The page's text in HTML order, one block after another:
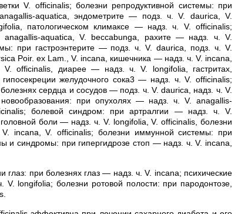
V. officinalis; болезни репродуктивной системы: при
aquatica, эндометрите — подз. ч. V. daurica, V.
патологическом климаксе — надз. ч. V. officinalis;
aquatica, V. beccabunga, рахите — надз. ч. V.
при гастроэнтерите — подз. ч. V. daurica, подз. ч. V.
Poir. ex Lam., V. incana, кишечника — надз. ч. V. incana,
officinalis, диарее — надз. ч. V. longifolia, гастритах,
желудочного сока3 — надз. ч. V. officinalis;
сердца и сосудов — подз. ч. V. daurica, надз. ч. V.
при опухолях — надз. ч. V. anagallis-
болевой синдром: при артралгии — надз. ч. V.
боли — надз. ч. V. longifolia, V. officinalis, болезни
incana, V. officinalis; болезни иммунной системы: при
и синдромы: при гипергидрозе стоп — надз. ч. V. incana,
глаз: при болезнях глаз — надз. ч. V. incana; психические
longifolia; болезни ротовой полости: при пародонтозе,